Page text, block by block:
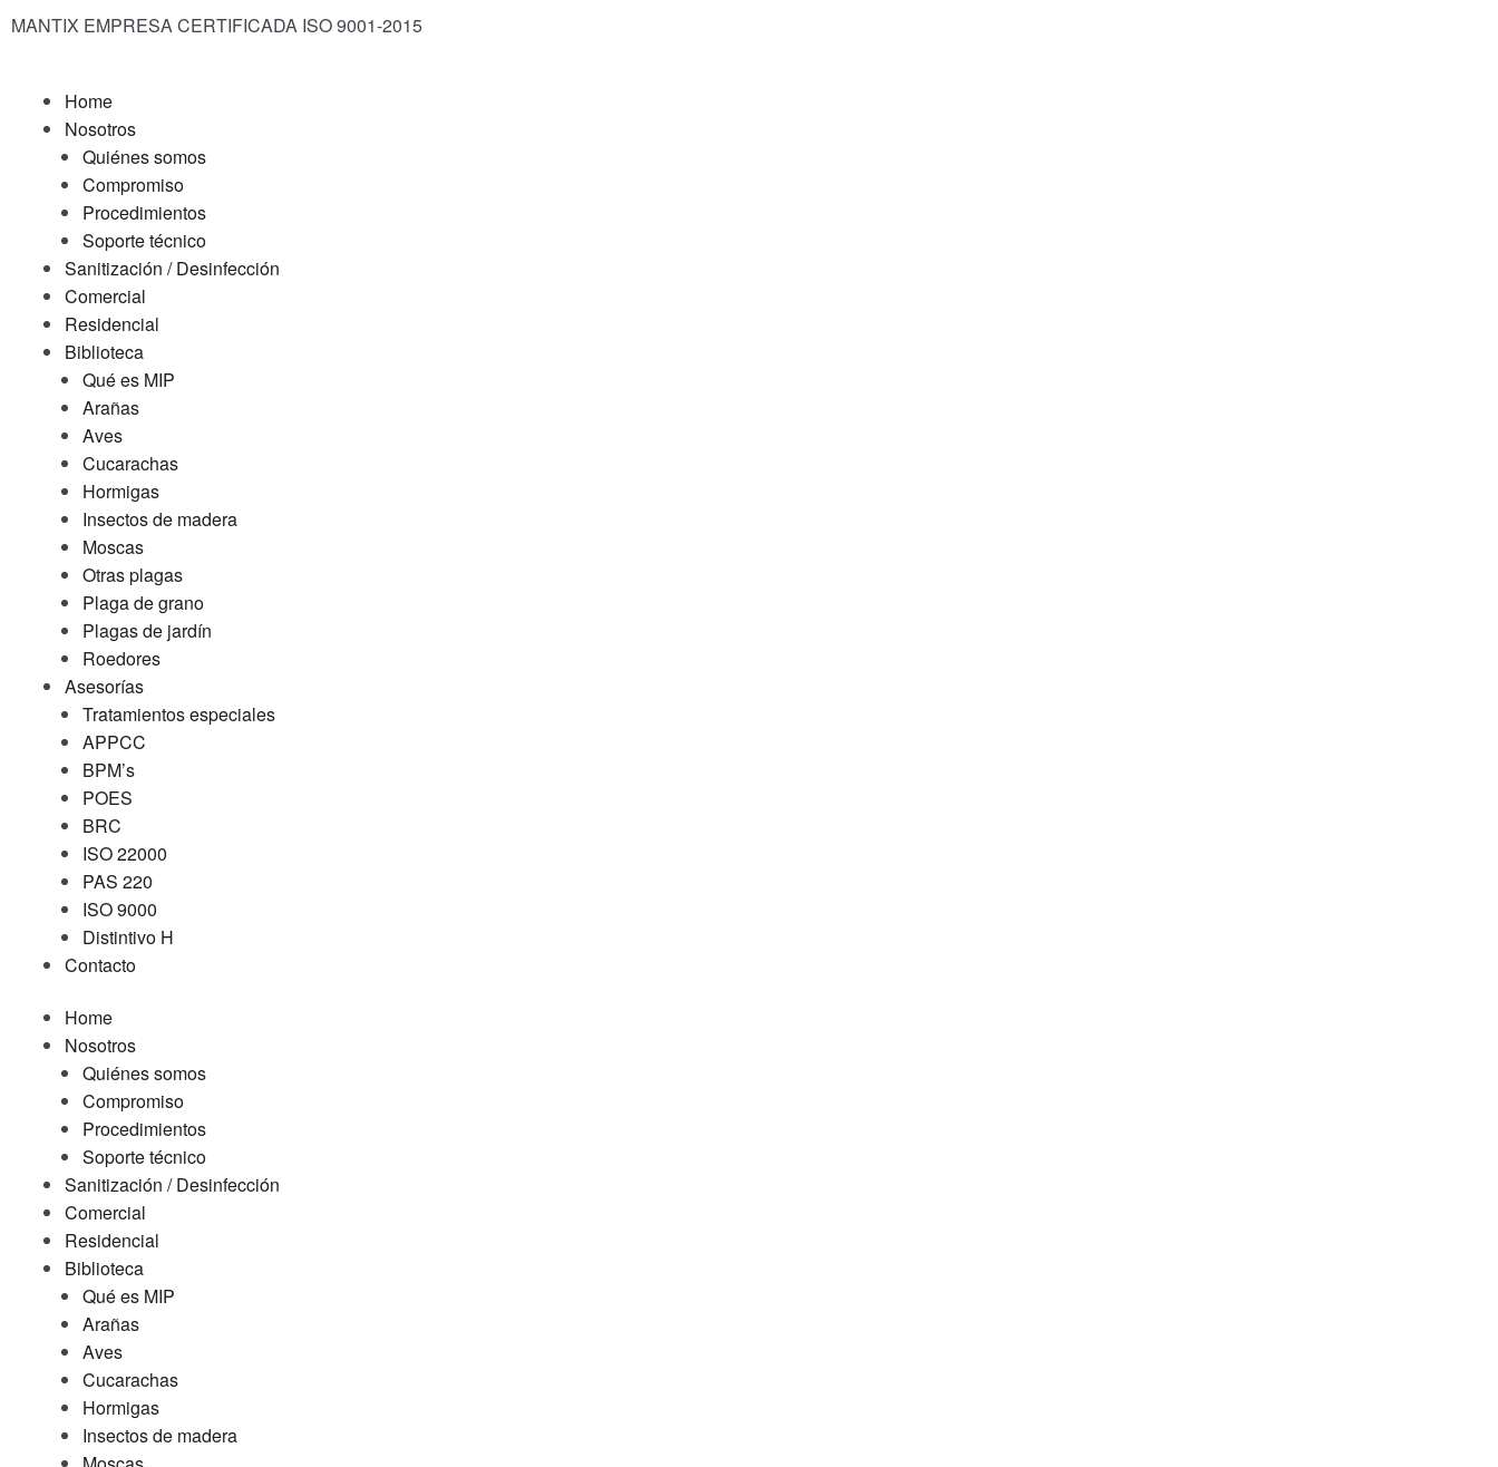
MANTIX EMPRESA CERTIFICADA ISO 9001-2015
Home
Nosotros
Quiénes somos
Compromiso
Procedimientos
Soporte técnico
Sanitización / Desinfección
Comercial
Residencial
Biblioteca
Qué es MIP
Arañas
Aves
Cucarachas
Hormigas
Insectos de madera
Moscas
Otras plagas
Plaga de grano
Plagas de jardín
Roedores
Asesorías
Tratamientos especiales
APPCC
BPM’s
POES
BRC
ISO 22000
PAS 220
ISO 9000
Distintivo H
Contacto
Home
Nosotros
Quiénes somos
Compromiso
Procedimientos
Soporte técnico
Sanitización / Desinfección
Comercial
Residencial
Biblioteca
Qué es MIP
Arañas
Aves
Cucarachas
Hormigas
Insectos de madera